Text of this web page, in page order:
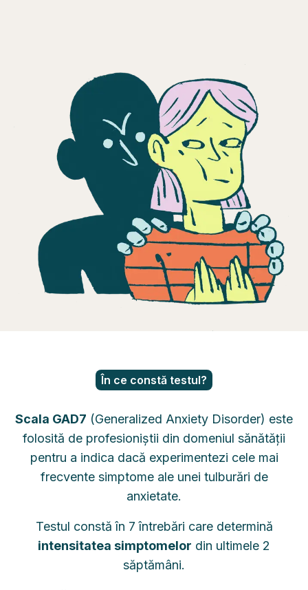
În ce constă testul?
Scala GAD7 (Generalized Anxiety Disorder) este
folosită de profesioniștii din domeniul sănătății
pentru a indica dacă experimentezi cele mai
frecvente simptome ale unei tulburări de
anxietate.
Testul constă în 7 întrebări care determină
intensitatea simptomelor din ultimele 2
săptămâni.